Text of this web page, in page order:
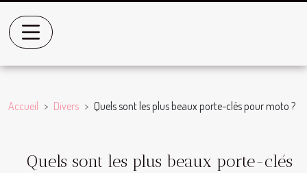
Accueil Divers Quels sont les plus beaux porte-clés pour moto ?
Quels sont les plus beaux porte-clés